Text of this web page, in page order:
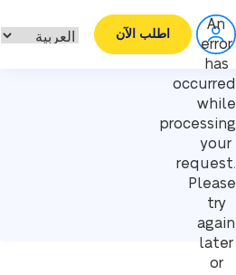
An
error
has
occurred
while
processing
your
request.
Please
try
again
later
or
اطلب الآن